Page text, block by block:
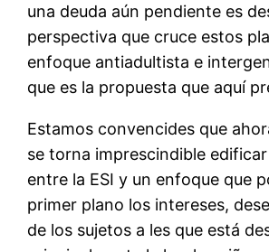
una deuda aún pendiente es
perspectiva que cruce estos
enfoque antiadultista e
que es la propuesta que aquí
Estamos convencides que
se torna imprescindible
entre la ESI y un enfoque que
primer plano los intereses,
de los sujetos a les que está